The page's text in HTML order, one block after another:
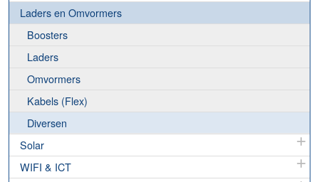
Laders en Omvormers
Boosters
Laders
Omvormers
Kabels (Flex)
Diversen
Solar
WIFI & ICT